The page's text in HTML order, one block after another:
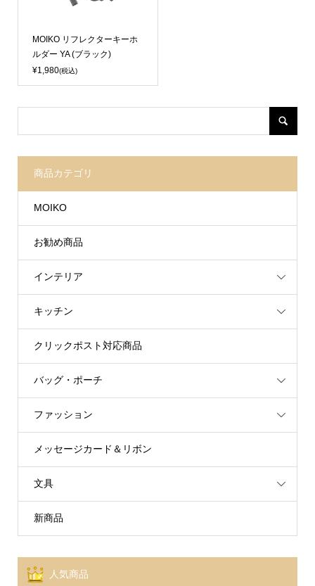
MOIKO リフレクターキーホ
ルダー YA (ブラック)
¥1,980(税込)
商品カテゴリ
MOIKO
お勧め商品
インテリア
キッチン
クリックポスト対応商品
バッグ・ポーチ
ファッション
メッセージカード＆リボン
文具
新商品
人気商品